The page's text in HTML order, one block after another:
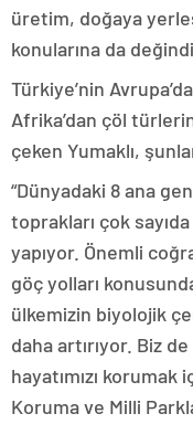
üretim, doğaya
konularına da değindi.
Türkiye’nin
Afrika’dan çöl
çeken Yumaklı,
“Dünyadaki 8 ana
toprakları çok
yapıyor. Önemli
göç yolları
ülkemizin biyolojik
daha artırıyor. Biz
hayatımızı korumak
Koruma ve Milli